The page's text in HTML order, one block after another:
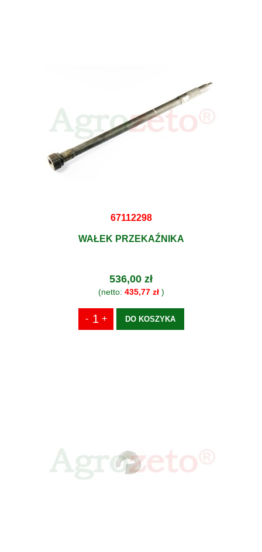
67112298
WAŁEK PRZEKAŹNIKA
536,00 zł
(netto: 435,77 zł)
DO KOSZYKA